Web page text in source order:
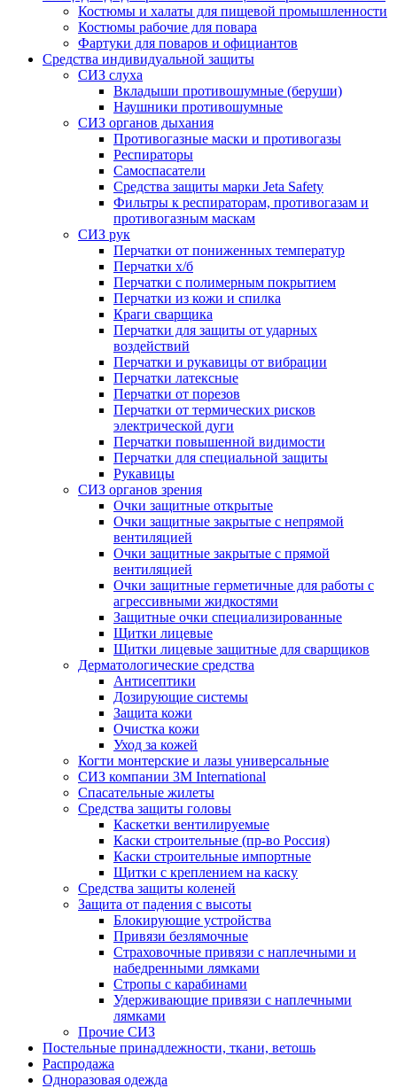
Костюмы и халаты для пищевой промышленности
Костюмы рабочие для повара
Фартуки для поваров и официантов
Средства индивидуальной защиты
СИЗ слуха
Вкладыши противошумные (беруши)
Наушники противошумные
СИЗ органов дыхания
Противогазные маски и противогазы
Респираторы
Самоспасатели
Средства защиты марки Jeta Safety
Фильтры к респираторам, противогазам и
противогазным маскам
СИЗ рук
Перчатки от пониженных температур
Перчатки х/б
Перчатки с полимерным покрытием
Перчатки из кожи и спилка
Краги сварщика
Перчатки для защиты от ударных
воздействий
Перчатки и рукавицы от вибрации
Перчатки латексные
Перчатки от порезов
Перчатки от термических рисков
электрической дуги
Перчатки повышенной видимости
Перчатки для специальной защиты
Рукавицы
СИЗ органов зрения
Очки защитные открытые
Очки защитные закрытые с непрямой
вентиляцией
Очки защитные закрытые с прямой
вентиляцией
Очки защитные герметичные для работы с
агрессивными жидкостями
Защитные очки специализированные
Щитки лицевые
Щитки лицевые защитные для сварщиков
Дерматологические средства
Антисептики
Дозирующие системы
Защита кожи
Очистка кожи
Уход за кожей
Когти монтерские и лазы универсальные
СИЗ компании 3М International
Спасательные жилеты
Средства защиты головы
Каскетки вентилируемые
Каски строительные (пр-во Россия)
Каски строительные импортные
Щитки с креплением на каску
Средства защиты коленей
Защита от падения с высоты
Блокирующие устройства
Привязи безлямочные
Страховочные привязи с наплечными и
набедренными лямками
Стропы с карабинами
Удерживающие привязи с наплечными
лямками
Прочие СИЗ
Постельные принадлежности, ткани, ветошь
Распродажа
Одноразовая одежда